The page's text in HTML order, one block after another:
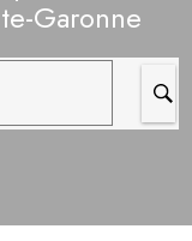
Garonne